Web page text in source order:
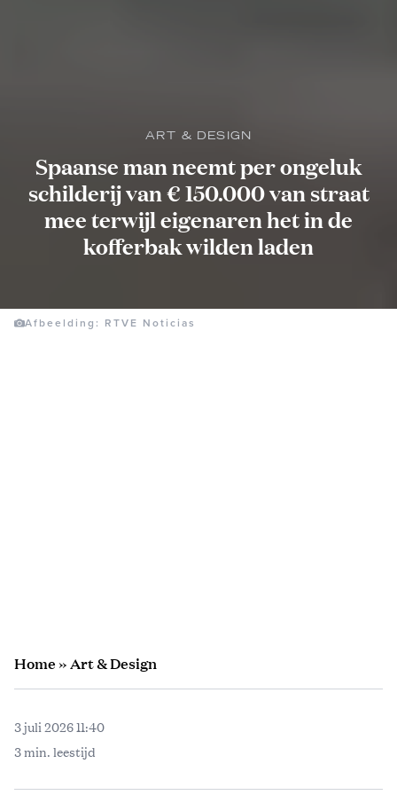
ART & DESIGN
Spaanse man neemt per ongeluk
schilderij van € 150.000 van straat
mee terwijl eigenaren het in de
kofferbak wilden laden
Afbeelding: RTVE Noticias
Home» Art & Design
3 juli 2026 11:40
3 min. leestijd